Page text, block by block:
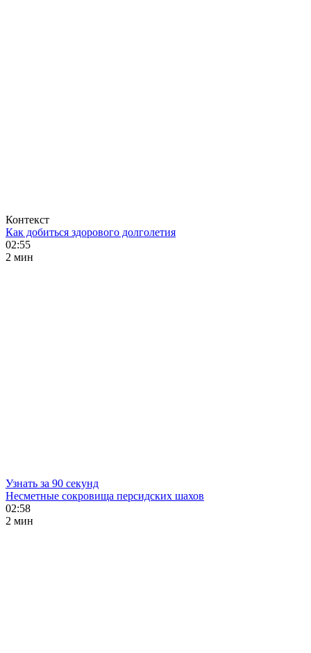
Контекст
Как добиться здорового долголетия
02:55
2 мин
Узнать за 90 секунд
Несметные сокровища персидских шахов
02:58
2 мин